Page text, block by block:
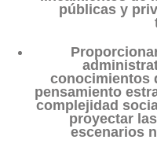
públicas y
conocimientos
pensamiento
complejidad
proyectar
escenarios